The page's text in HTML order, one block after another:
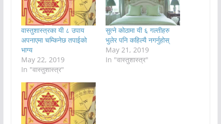
वास्तुशास्त्रका यी ८ उपाय
अपनाएमा चम्किनेछ तपाईको
भाग्य
May 22, 2019
In "वास्तुशास्त्र"
सुत्ने कोठामा यी ६ गल्तीहरु
भुलेर पनि कहिल्यै नगर्नुहोस्
May 21, 2019
In "वास्तुशास्त्र"